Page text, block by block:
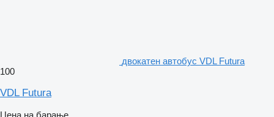
двокатен автобус VDL Futura
100
VDL Futura
Цена на барање